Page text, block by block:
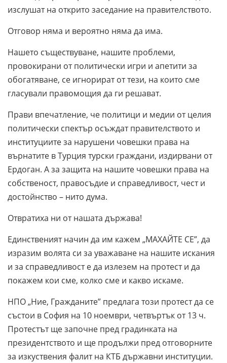
изслушат на открито заседание на правителството.
Отговор няма и вероятно няма да има.
Нашето съществуване, нашите проблеми,
провокирани от политически игри и апетити за
обогатяване, се игнорират от тези, на които сме
гласували правомощия да ги решават.
Прави впечатление, че политици и медии от целия
политически спектър осъждат правителството и
институциите за нарушени човешки права на
върнатите в Турция турски граждани, издирвани от
Ердоган. А за защита на нашите човешки права на
собственост, правосъдие и справедливост, чест и
достойнство – нито дума.
Отвратиха ни от нашата държава!
Единственият начин да им кажем „МАХАЙТЕ СЕ”, да
изразим волята си за уважаване на нашите искания
и за справедливост е да излезем на протест и да
покажем кои сме, колко сме и какво искаме.
НПО „Ние, Гражданите” предлага този протест да се
състои в София на 10 ноември, четвъртък от 13 ч.
Протестът ще започне пред градинката на
президентството и ще продължи пред отговорните
за изкуствения фалит на КТБ държавни институции.